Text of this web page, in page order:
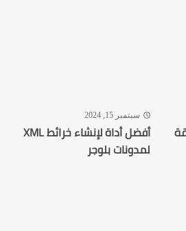
سبتمبر 15, 2024
أفضل أداة لإنشاء خرائط XML
لمدونات بلوجر